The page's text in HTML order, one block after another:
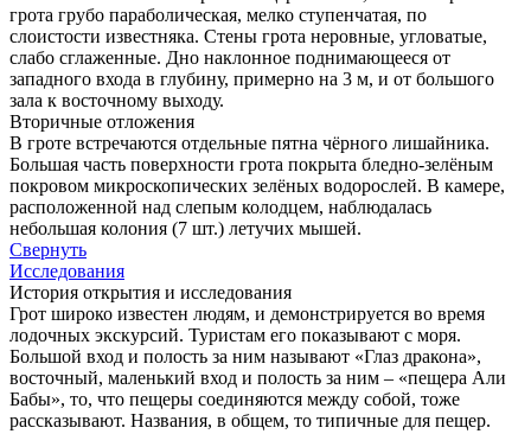
грота грубо параболическая, мелко ступенчатая, по
слоистости известняка. Стены грота неровные, угловатые,
слабо сглаженные. Дно наклонное поднимающееся от
западного входа в глубину, примерно на 3 м, и от большого
зала к восточному выходу.
Вторичные отложения
В гроте встречаются отдельные пятна чёрного лишайника.
Большая часть поверхности грота покрыта бледно-зелёным
покровом микроскопических зелёных водорослей. В камере,
расположенной над слепым колодцем, наблюдалась
небольшая колония (7 шт.) летучих мышей.
Свернуть
Исследования
История открытия и исследования
Грот широко известен людям, и демонстрируется во время
лодочных экскурсий. Туристам его показывают с моря.
Большой вход и полость за ним называют «Глаз дракона»,
восточный, маленький вход и полость за ним – «пещера Али
Бабы», то, что пещеры соединяются между собой, тоже
рассказывают. Названия, в общем, то типичные для пещер.